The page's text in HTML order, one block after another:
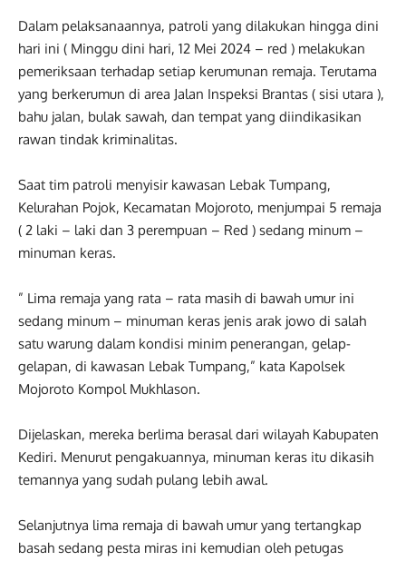
Dalam pelaksanaannya, patroli yang dilakukan hingga dini
hari ini ( Minggu dini hari, 12 Mei 2024 – red ) melakukan
pemeriksaan terhadap setiap kerumunan remaja. Terutama
yang berkerumun di area Jalan Inspeksi Brantas ( sisi utara ),
bahu jalan, bulak sawah, dan tempat yang diindikasikan
rawan tindak kriminalitas.
Saat tim patroli menyisir kawasan Lebak Tumpang,
Kelurahan Pojok, Kecamatan Mojoroto, menjumpai 5 remaja
( 2 laki – laki dan 3 perempuan – Red ) sedang minum –
minuman keras.
” Lima remaja yang rata – rata masih di bawah umur ini
sedang minum – minuman keras jenis arak jowo di salah
satu warung dalam kondisi minim penerangan, gelap-
gelapan, di kawasan Lebak Tumpang,” kata Kapolsek
Mojoroto Kompol Mukhlason.
Dijelaskan, mereka berlima berasal dari wilayah Kabupaten
Kediri. Menurut pengakuannya, minuman keras itu dikasih
temannya yang sudah pulang lebih awal.
Selanjutnya lima remaja di bawah umur yang tertangkap
basah sedang pesta miras ini kemudian oleh petugas